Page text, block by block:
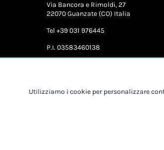
Via Bancora e Rimoldi, 27
22070 Guanzate (CO) Italia
Tel +39 031 976445
P.I. 03583460138
Utilizziamo i cookie per personalizzare